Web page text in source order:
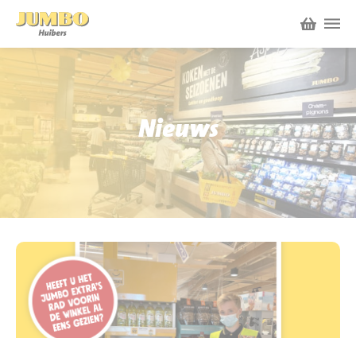
Winkels
P.W.A. Park
Bruïneplein
Nieuws
Acties
Werken bij Jumbo Huibers
Vacatures en Solliciteren
Werken en leren
Jumbo.com
Nieuws